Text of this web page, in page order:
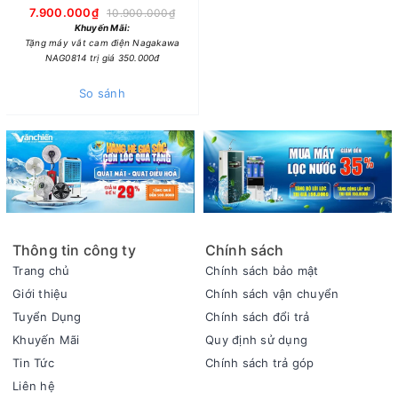
7.900.000₫
10.900.000₫
Khuyến Mãi:
Tặng máy vắt cam điện Nagakawa
NAG0814 trị giá 350.000đ
So sánh
Thông tin công ty
Trang chủ
Giới thiệu
Tuyển Dụng
Khuyến Mãi
Tin Tức
Liên hệ
Chính sách
Chính sách bảo mật
Chính sách vận chuyển
Chính sách đổi trả
Quy định sử dụng
Chính sách trả góp